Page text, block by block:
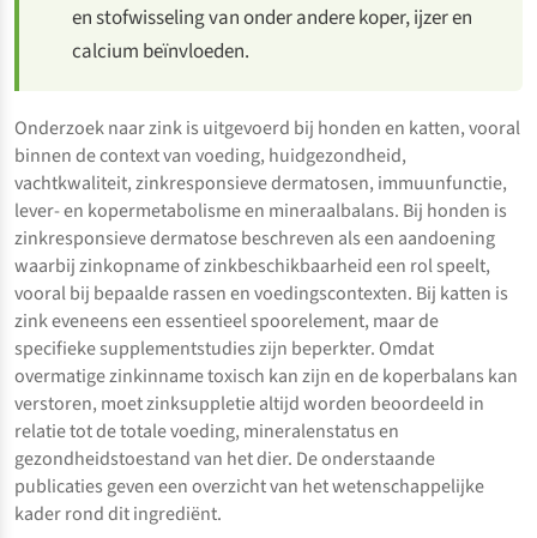
en stofwisseling van onder andere koper, ijzer en
calcium beïnvloeden.
Onderzoek naar zink is uitgevoerd bij honden en katten, vooral
binnen de context van voeding, huidgezondheid,
vachtkwaliteit, zinkresponsieve dermatosen, immuunfunctie,
lever- en kopermetabolisme en mineraalbalans. Bij honden is
zinkresponsieve dermatose beschreven als een aandoening
waarbij zinkopname of zinkbeschikbaarheid een rol speelt,
vooral bij bepaalde rassen en voedingscontexten. Bij katten is
zink eveneens een essentieel spoorelement, maar de
specifieke supplementstudies zijn beperkter. Omdat
overmatige zinkinname toxisch kan zijn en de koperbalans kan
verstoren, moet zinksuppletie altijd worden beoordeeld in
relatie tot de totale voeding, mineralenstatus en
gezondheidstoestand van het dier. De onderstaande
publicaties geven een overzicht van het wetenschappelijke
kader rond dit ingrediënt.